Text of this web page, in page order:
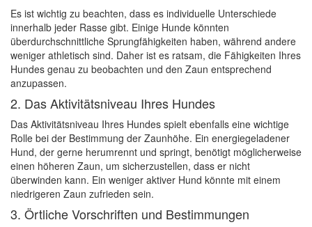
Es ist wichtig zu beachten, dass es individuelle Unterschiede
innerhalb jeder Rasse gibt. Einige Hunde könnten
überdurchschnittliche Sprungfähigkeiten haben, während andere
weniger athletisch sind. Daher ist es ratsam, die Fähigkeiten Ihres
Hundes genau zu beobachten und den Zaun entsprechend
anzupassen.
2. Das Aktivitätsniveau Ihres Hundes
Das Aktivitätsniveau Ihres Hundes spielt ebenfalls eine wichtige
Rolle bei der Bestimmung der Zaunhöhe. Ein energiegeladener
Hund, der gerne herumrennt und springt, benötigt möglicherweise
einen höheren Zaun, um sicherzustellen, dass er nicht
überwinden kann. Ein weniger aktiver Hund könnte mit einem
niedrigeren Zaun zufrieden sein.
3. Örtliche Vorschriften und Bestimmungen